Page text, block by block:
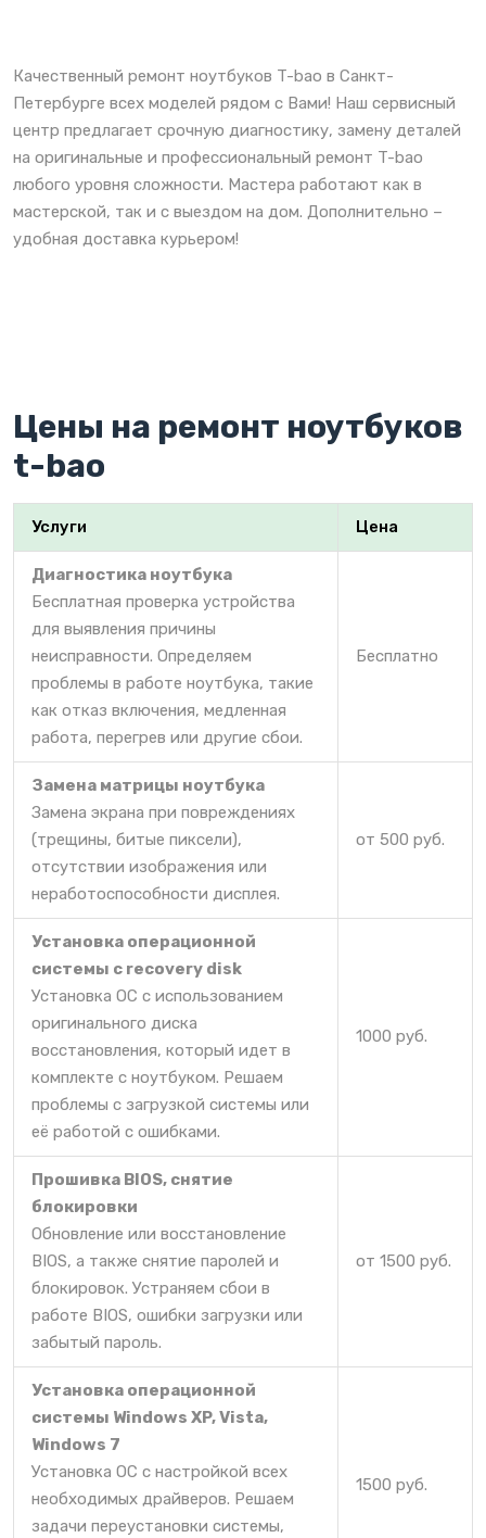
Качественный ремонт ноутбуков T-bao в Санкт-
Петербурге всех моделей рядом с Вами! Наш сервисный
центр предлагает срочную диагностику, замену деталей
на оригинальные и профессиональный ремонт T-bao
любого уровня сложности. Мастера работают как в
мастерской, так и с выездом на дом. Дополнительно –
удобная доставка курьером!
Цены на ремонт ноутбуков
t-bao
Услуги Цена
Диагностика ноутбука
Бесплатная проверка устройства
для выявления причины
неисправности. Определяем
проблемы в работе ноутбука, такие
как отказ включения, медленная
работа, перегрев или другие сбои.
Бесплатно
Замена матрицы ноутбука
Замена экрана при повреждениях
(трещины, битые пиксели),
отсутствии изображения или
неработоспособности дисплея.
от 500 руб.
Установка операционной
системы c recovery disk
Установка ОС с использованием
оригинального диска
восстановления, который идет в
комплекте с ноутбуком. Решаем
проблемы с загрузкой системы или
её работой с ошибками.
1000 руб.
Прошивка BIOS, снятие
блокировки
Обновление или восстановление
BIOS, а также снятие паролей и
блокировок. Устраняем сбои в
работе BIOS, ошибки загрузки или
забытый пароль.
от 1500 руб.
Установка операционной
системы Windows XP, Vista,
Windows 7
Установка ОС с настройкой всех
необходимых драйверов. Решаем
задачи переустановки системы,
1500 руб.